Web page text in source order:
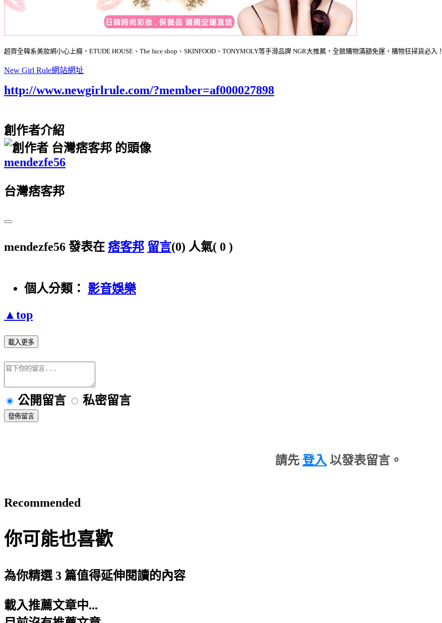
超齊全韓系美妝網小心上癮，ETUDE HOUSE、The face shop、SKINFOOD、TONYMOLY等手滑品牌 NGR大推薦，全館購物滿額免運，購物狂掃貨必入！
New Girl Rule網站網址
http://www.newgirlrule.com/?member=af000027898
創作者介紹
mendezfe56
台灣痞客邦
mendezfe56 發表在 痞客邦 留言(0) 人氣( 0 )
個人分類： 影音娛樂
▲top
載入更多
公開留言 私密留言
發佈留言
請先 登入 以發表留言。
Recommended
你可能也喜歡
為你精選 3 篇值得延伸閱讀的內容
載入推薦文章中...